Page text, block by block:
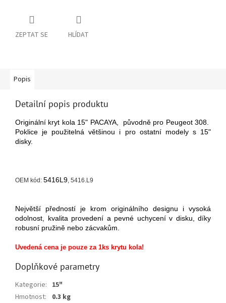
ZEPTAT SE HLÍDAT
Popis
Detailní popis produktu
Originální kryt kola 15" PACAYA, původně pro Peugeot 308.
Poklice je použitelná většinou i pro ostatní modely s 15"
disky.
OEM kód: 5416L9, 5416.L9
Největší předností je krom originálního designu i vysoká
odolnost, kvalita provedení a pevné uchycení v disku, díky
robusní pružině nebo zácvakům.
Uvedená cena je pouze za 1ks krytu kola!
Doplňkové parametry
Kategorie: 15"
Hmotnost: 0.3 kg